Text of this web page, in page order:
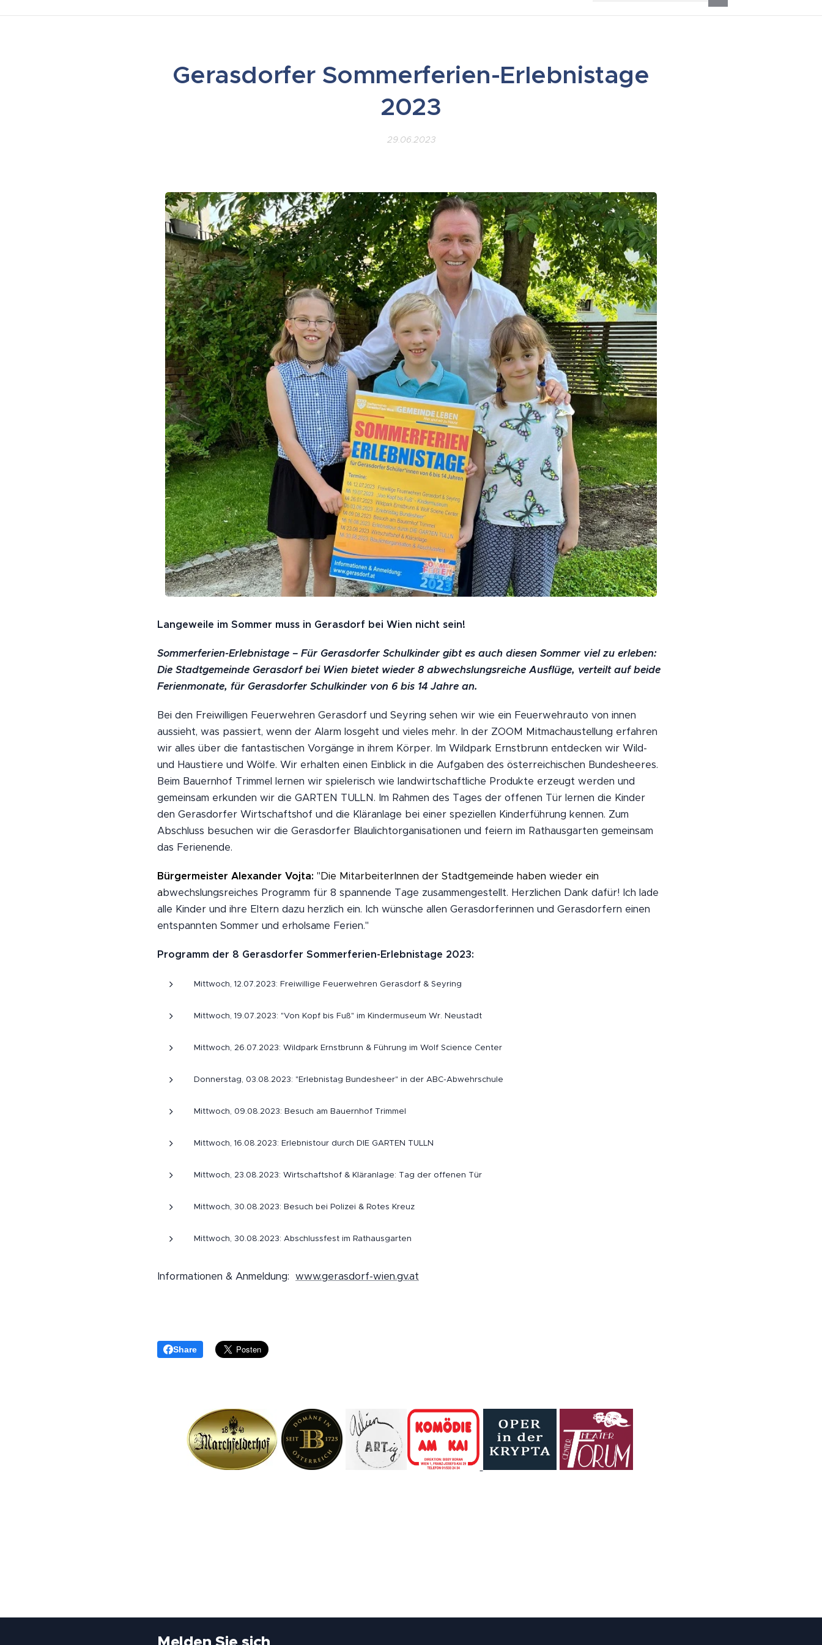
Gerasdorfer Sommerferien-Erlebnistage
2023
29.06.2023
Langeweile im Sommer muss in Gerasdorf bei Wien nicht sein!
Sommerferien-Erlebnistage – Für Gerasdorfer Schulkinder gibt es auch diesen Sommer viel zu erleben:
Die Stadtgemeinde Gerasdorf bei Wien bietet wieder 8 abwechslungsreiche Ausflüge, verteilt auf beide
Ferienmonate, für Gerasdorfer Schulkinder von 6 bis 14 Jahre an.
Bei den Freiwilligen Feuerwehren Gerasdorf und Seyring sehen wir wie ein Feuerwehrauto von innen
aussieht, was passiert, wenn der Alarm losgeht und vieles mehr. In der ZOOM Mitmachaustellung erfahren
wir alles über die fantastischen Vorgänge in ihrem Körper. Im Wildpark Ernstbrunn entdecken wir Wild-
und Haustiere und Wölfe. Wir erhalten einen Einblick in die Aufgaben des österreichischen Bundesheeres.
Beim Bauernhof Trimmel lernen wir spielerisch wie landwirtschaftliche Produkte erzeugt werden und
gemeinsam erkunden wir die GARTEN TULLN. Im Rahmen des Tages der offenen Tür lernen die Kinder
den Gerasdorfer Wirtschaftshof und die Kläranlage bei einer speziellen Kinderführung kennen. Zum
Abschluss besuchen wir die Gerasdorfer Blaulichtorganisationen und feiern im Rathausgarten gemeinsam
das Ferienende.
Bürgermeister Alexander Vojta: "Die MitarbeiterInnen der Stadtgemeinde haben wieder ein
abwechslungsreiches Programm für 8 spannende Tage zusammengestellt. Herzlichen Dank dafür! Ich lade
alle Kinder und ihre Eltern dazu herzlich ein. Ich wünsche allen Gerasdorferinnen und Gerasdorfern einen
entspannten Sommer und erholsame Ferien."
Programm der 8 Gerasdorfer Sommerferien-Erlebnistage 2023:
Mittwoch, 12.07.2023: Freiwillige Feuerwehren Gerasdorf & Seyring
Mittwoch, 19.07.2023: "Von Kopf bis Fuß" im Kindermuseum Wr. Neustadt
Mittwoch, 26.07.2023: Wildpark Ernstbrunn & Führung im Wolf Science Center
Donnerstag, 03.08.2023: "Erlebnistag Bundesheer" in der ABC-Abwehrschule
Mittwoch, 09.08.2023: Besuch am Bauernhof Trimmel
Mittwoch, 16.08.2023: Erlebnistour durch DIE GARTEN TULLN
Mittwoch, 23.08.2023: Wirtschaftshof & Kläranlage: Tag der offenen Tür
Mittwoch, 30.08.2023: Besuch bei Polizei & Rotes Kreuz
Mittwoch, 30.08.2023: Abschlussfest im Rathausgarten
Informationen & Anmeldung: www.gerasdorf-wien.gv.at
Share